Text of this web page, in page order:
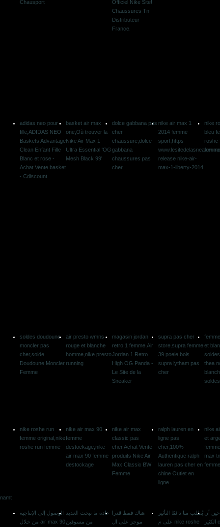
Chausport
Officiel Nike Site!
Chaussures Tn
Distributeur
France.
adidas neo pour
fille,ADIDAS NEO
Baskets Advantage
Clean Enfant Fille
Blanc et rose -
Achat Vente basket
- Cdiscount
basket air max
one,Où trouver la
Nike Air Max 1
Ultra Essential 'OG
Mesh Black 99'
dolce gabbana pas
cher
chaussure,dolce
gabbana
chaussures pas
cher
nike air max 1
2014 femme
sport,https
release nike-air-
max-1-liberty-2014
nike
bleu
roshe
femme
soldes doudoune
moncler pas
cher,solde
Doudoune Moncler
Femme
air presto wmns
rouge et blanche
homme,nike presto
running
magasin jordan
retro 1 femme,Air
Jordan 1 Retro
High OG Panda -
Le Site de la
Sneaker
supra pas cher
store,supra femme
39 poele bois
supra lytham pas
cher
et
thea
soldes
nike roshe run
femme original,nike
roshe run femme
nike air max 90
femme
destockage,nike
air max 90 femme
destockage
nike air max
classic pas
cher,Achat Vente
produits Nike Air
Max Classic BW
Femme
ralph lauren en
ligne pas
cher,100%
Authentique ralph
lauren pas cher en
chine Outlet en
ligne
nike
et
max
femme
namt
الوصول إلى الإنتاجية
من خلال air max 90
عادة ما تبحث العديد
من مسوقين
هناك فقط قدرا
موجز على ال
يُطلب منا دائمًا التأثير
على م nike roshe
أن
الكثير chaussures